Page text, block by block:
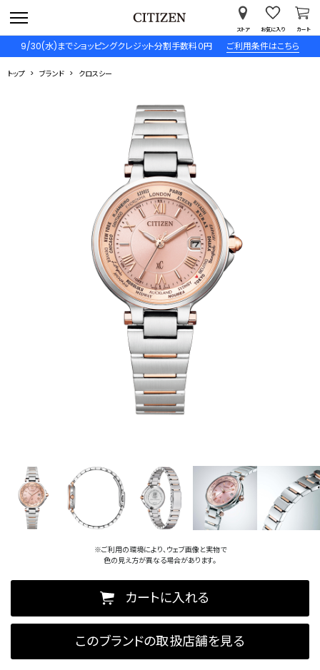
9/30(水)までショッピングクレジット分割手数料０円 ご利用条件はこちら
ストア お気に入り カート
トップ ブランド クロスシー
※ご利用の環境により、ウェブ画像と実物で
色の見え方が異なる場合があります。
カートに入れる
このブランドの取扱店舗を見る